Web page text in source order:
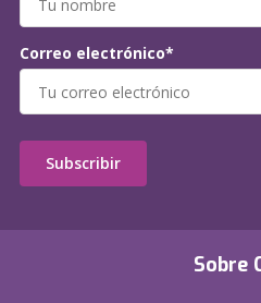
Sobre
Correo electrónico*
Subscribir